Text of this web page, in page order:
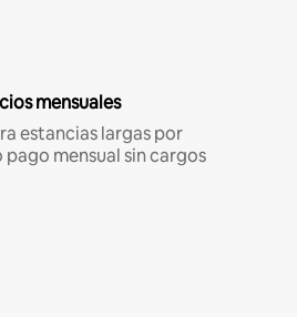
mensuales
estancias largas por
mensual sin cargos